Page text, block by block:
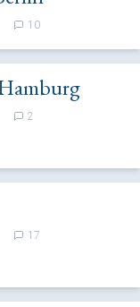
10
2
17